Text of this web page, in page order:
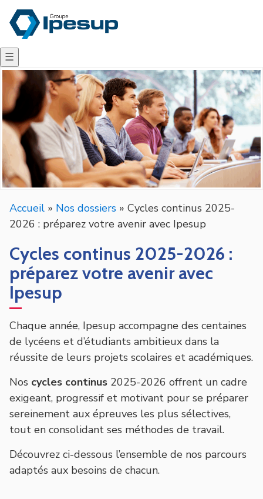
☰
Accueil » Nos dossiers » Cycles continus 2025-
2026 : préparez votre avenir avec Ipesup
Cycles continus 2025-2026 :
préparez votre avenir avec
Ipesup
Chaque année, Ipesup accompagne des centaines
de lycéens et d’étudiants ambitieux dans la
réussite de leurs projets scolaires et académiques.
Nos cycles continus 2025-2026 offrent un cadre
exigeant, progressif et motivant pour se préparer
sereinement aux épreuves les plus sélectives,
tout en consolidant ses méthodes de travail.
Découvrez ci-dessous l’ensemble de nos parcours
adaptés aux besoins de chacun.